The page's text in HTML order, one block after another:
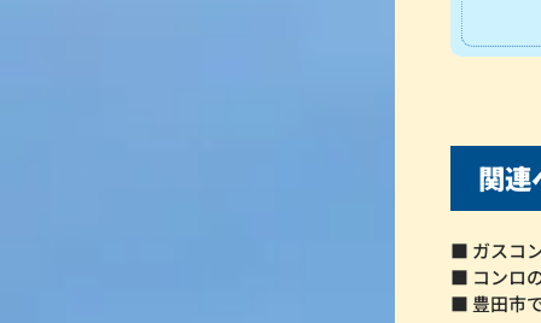
関連
■ ガスコ
■ コンロ
■ 豊田市